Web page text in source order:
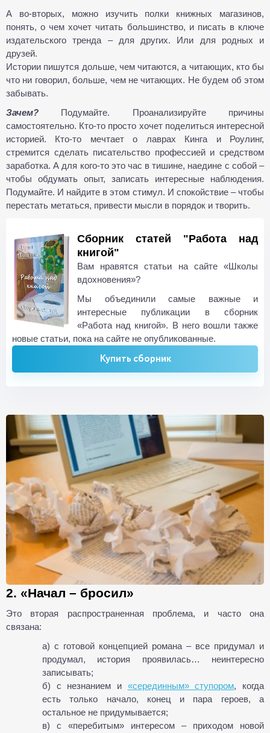
А во-вторых, можно изучить полки книжных магазинов,
понять, о чем хочет читать большинство, и писать в ключе
издательского тренда – для других. Или для родных и
друзей.
Истории пишутся дольше, чем читаются, а читающих, кто бы
что ни говорил, больше, чем не читающих. Не будем об этом
забывать.
Зачем? Подумайте. Проанализируйте причины
самостоятельно. Кто-то просто хочет поделиться интересной
историей. Кто-то мечтает о лаврах Кинга и Роулинг,
стремится сделать писательство профессией и средством
заработка. А для кого-то это час в тишине, наедине с собой –
чтобы обдумать опыт, записать интересные наблюдения.
Подумайте. И найдите в этом стимул. И спокойствие – чтобы
перестать метаться, привести мысли в порядок и творить.
Сборник статей "Работа над
книгой"
Вам нравятся статьи на сайте «Школы
вдохновения»?
Мы объединили самые важные и
интересные публикации в сборник
«Работа над книгой». В него вошли также
новые статьи, пока на сайте не опубликованные.
Купить сборник
2. «Начал – бросил»
Это вторая распространенная проблема, и часто она
связана:
а) с готовой концепцией романа – все придумал и
продумал, история проявилась… неинтересно
записывать;
б) с незнанием и «серединным» ступором, когда
есть только начало, конец и пара героев, а
остальное не придумывается;
в) с «перебитым» интересом – приходом новой